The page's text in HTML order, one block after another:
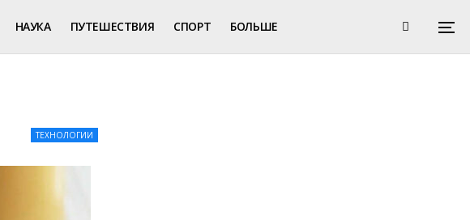
НАУКА ПУТЕШЕСТВИЯ СПОРТ БОЛЬШЕ
ТЕХНОЛОГИИ